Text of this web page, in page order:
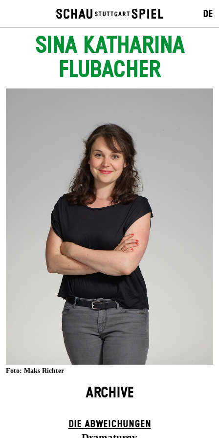
DE
SINA KATHARINA
FLUBACHER
Foto: Maks Richter
ARCHIVE
DIE ABWEICHUNGEN